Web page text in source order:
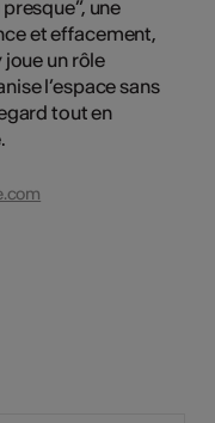
une
et effacement,
un rôle
l’espace sans
tout en